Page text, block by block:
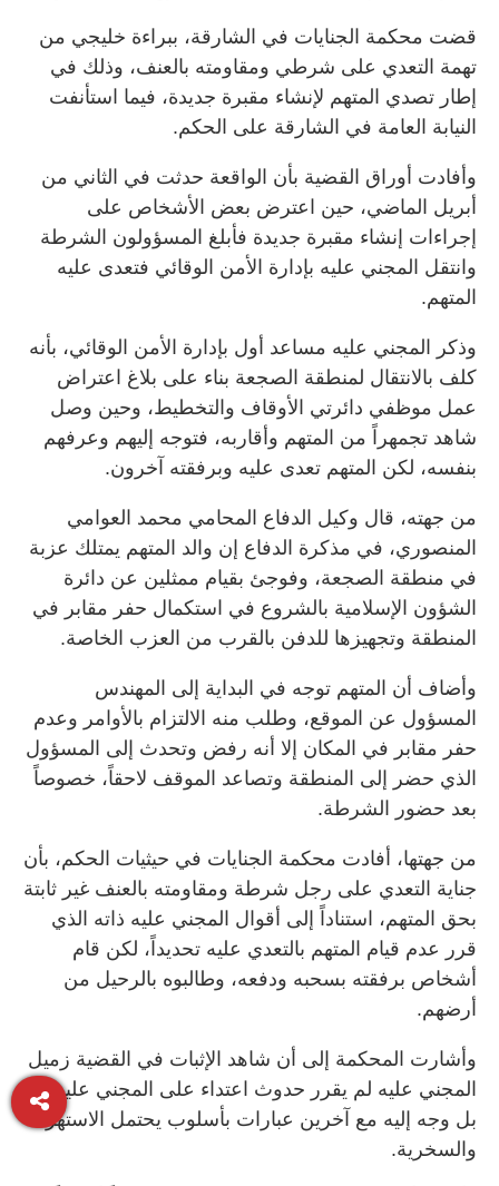
قضت محكمة الجنايات في الشارقة، ببراءة خليجي من
تهمة التعدي على شرطي ومقاومته بالعنف، وذلك في
إطار تصدي المتهم لإنشاء مقبرة جديدة، فيما استأنفت
النيابة العامة في الشارقة على الحكم.
وأفادت أوراق القضية بأن الواقعة حدثت في الثاني من
أبريل الماضي، حين اعترض بعض الأشخاص على
إجراءات إنشاء مقبرة جديدة فأبلغ المسؤولون الشرطة
وانتقل المجني عليه بإدارة الأمن الوقائي فتعدى عليه
المتهم.
وذكر المجني عليه مساعد أول بإدارة الأمن الوقائي، بأنه
كلف بالانتقال لمنطقة الصجعة بناء على بلاغ اعتراض
عمل موظفي دائرتي الأوقاف والتخطيط، وحين وصل
شاهد تجمهراً من المتهم وأقاربه، فتوجه إليهم وعرفهم
بنفسه، لكن المتهم تعدى عليه وبرفقته آخرون.
من جهته، قال وكيل الدفاع المحامي محمد العوامي
المنصوري، في مذكرة الدفاع إن والد المتهم يمتلك عزبة
في منطقة الصجعة، وفوجئ بقيام ممثلين عن دائرة
الشؤون الإسلامية بالشروع في استكمال حفر مقابر في
المنطقة وتجهيزها للدفن بالقرب من العزب الخاصة.
وأضاف أن المتهم توجه في البداية إلى المهندس
المسؤول عن الموقع، وطلب منه الالتزام بالأوامر وعدم
حفر مقابر في المكان إلا أنه رفض وتحدث إلى المسؤول
الذي حضر إلى المنطقة وتصاعد الموقف لاحقاً، خصوصاً
بعد حضور الشرطة.
من جهتها، أفادت محكمة الجنايات في حيثيات الحكم، بأن
جناية التعدي على رجل شرطة ومقاومته بالعنف غير ثابتة
بحق المتهم، استناداً إلى أقوال المجني عليه ذاته الذي
قرر عدم قيام المتهم بالتعدي عليه تحديداً، لكن قام
أشخاص برفقته بسحبه ودفعه، وطالبوه بالرحيل من
أرضهم.
وأشارت المحكمة إلى أن شاهد الإثبات في القضية زميل
المجني عليه لم يقرر حدوث اعتداء على المجني عليه،
بل وجه إليه مع آخرين عبارات بأسلوب يحتمل الاستهزاء
والسخرية.